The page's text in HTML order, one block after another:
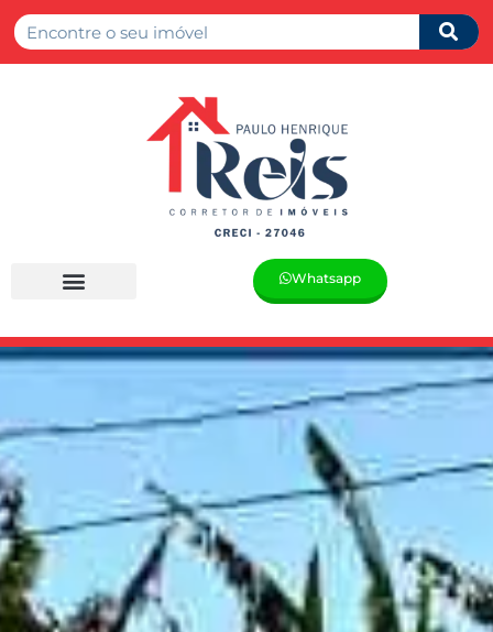
Whatsapp